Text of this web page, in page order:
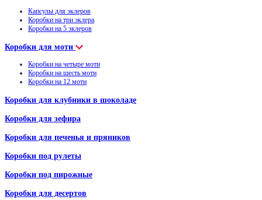
Капсулы для эклеров
Коробки на три эклера
Коробки на 5 эклеров
Коробки для моти
Коробки на четыре моти
Коробки на шесть моти
Коробки на 12 моти
Коробки для клубники в шоколаде
Коробки для зефира
Коробки для печенья и пряников
Коробки под рулеты
Коробки под пирожные
Коробки для десертов